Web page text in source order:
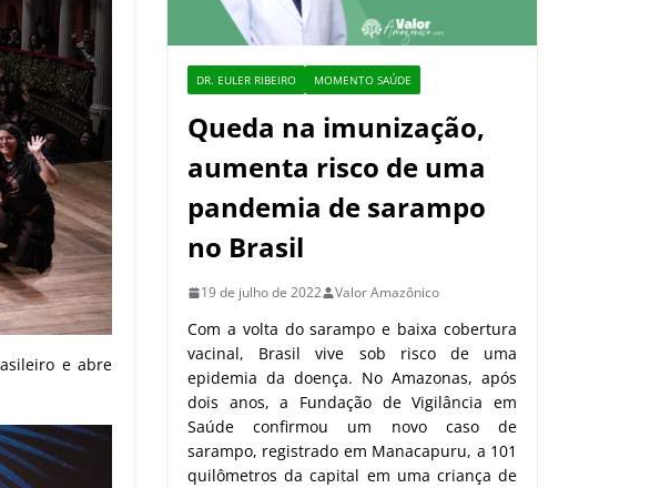
e abre
DR. EULER RIBEIRO MOMENTO SAÚDE
Queda na imunização,
aumenta risco de uma
pandemia de sarampo
no Brasil
19 de julho de 2022 Valor Amazônico
Com a volta do sarampo e baixa cobertura
vacinal, Brasil vive sob risco de uma
epidemia da doença. No Amazonas, após
dois anos, a Fundação de Vigilância em
Saúde confirmou um novo caso de
sarampo, registrado em Manacapuru, a 101
quilômetros da capital em uma criança de